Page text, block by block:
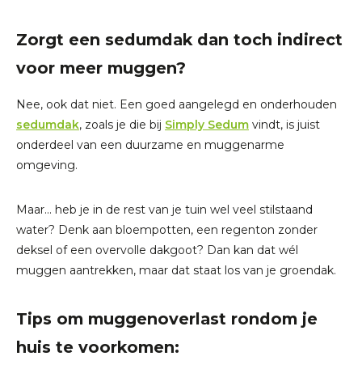
Zorgt een sedumdak dan toch indirect
voor meer muggen?
Nee, ook dat niet. Een goed aangelegd en onderhouden
sedumdak, zoals je die bij Simply Sedum vindt, is juist
onderdeel van een duurzame en muggenarme
omgeving.
Maar... heb je in de rest van je tuin wel veel stilstaand
water? Denk aan bloempotten, een regenton zonder
deksel of een overvolle dakgoot? Dan kan dat wél
muggen aantrekken, maar dat staat los van je groendak.
Tips om muggenoverlast rondom je
huis te voorkomen: